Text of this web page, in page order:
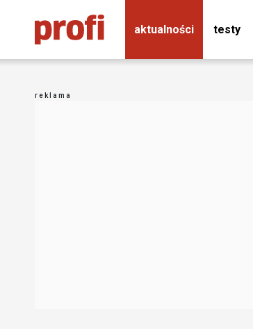
aktualności testy